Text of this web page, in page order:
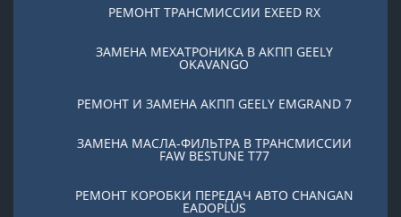
РЕМОНТ ТРАНСМИССИИ EXEED RX
ЗАМЕНА МЕХАТРОНИКА В АКПП GEELY
OKAVANGO
РЕМОНТ И ЗАМЕНА АКПП GEELY EMGRAND 7
ЗАМЕНА МАСЛА-ФИЛЬТРА В ТРАНСМИССИИ
FAW BESTUNE T77
РЕМОНТ КОРОБКИ ПЕРЕДАЧ АВТО CHANGAN
EADOPLUS